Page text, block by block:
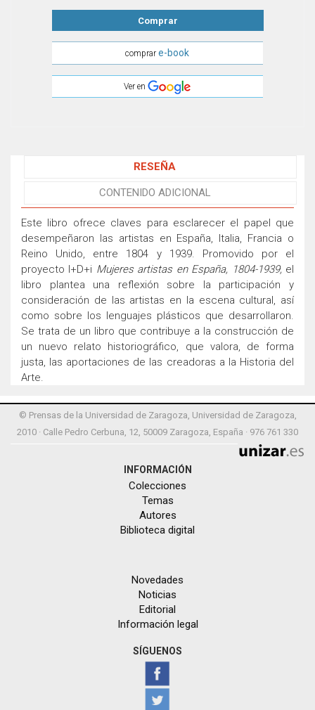
Comprar
comprare-book
Ver en
RESEÑA
CONTENIDO ADICIONAL
Este libro ofrece claves para esclarecer el papel que
desempeñaron las artistas en España, Italia, Francia o
Reino Unido, entre 1804 y 1939. Promovido por el
proyecto I+D+i Mujeres artistas en España, 1804-1939,el
libro plantea una reflexión sobre la participación y
consideración de las artistas en la escena cultural, así
como sobre los lenguajes plásticos que desarrollaron.
Se trata de un libro que contribuye a la construcción de
un nuevo relato historiográfico, que valora, de forma
justa, las aportaciones de las creadoras a la Historia del
Arte.
© Prensas de la Universidad de Zaragoza, Universidad de Zaragoza,
2010 · Calle Pedro Cerbuna, 12, 50009 Zaragoza, España · 976 761 330
INFORMACIÓN
Colecciones
Temas
Autores
Biblioteca digital
Novedades
Noticias
Editorial
Información legal
SÍGUENOS